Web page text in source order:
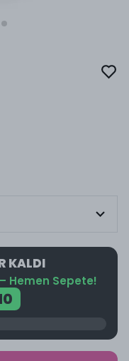
KALDI
Hemen Sepete!